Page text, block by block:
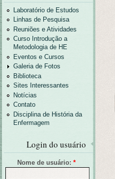
Laboratório de Estudos
Linhas de Pesquisa
Reuniões e Atividades
Curso Introdução a
Metodologia de HE
Eventos e Cursos
Galeria de Fotos
Biblioteca
Sites Interessantes
Notícias
Contato
Disciplina de História da
Enfermagem
Login do usuário
Nome de usuário: *